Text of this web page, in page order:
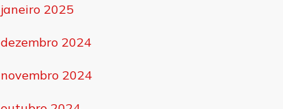
janeiro 2025
dezembro 2024
novembro 2024